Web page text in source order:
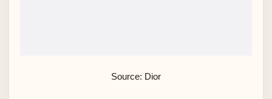
Source: Dior